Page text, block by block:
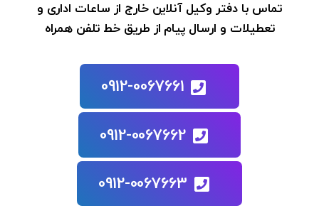
تماس با دفتر وکیل آنلاین خارج از ساعات اداری و
تعطیلات و ارسال پیام از طریق خط تلفن همراه
0912-0067661
0912-0067662
0912-0067663